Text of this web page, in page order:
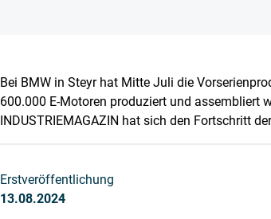
Bei BMW in Steyr hat Mitte Juli die
600.000 E-Motoren produziert und assembliert
INDUSTRIEMAGAZIN hat sich den Fortschritt
Erstveröffentlichung
13.08.2024